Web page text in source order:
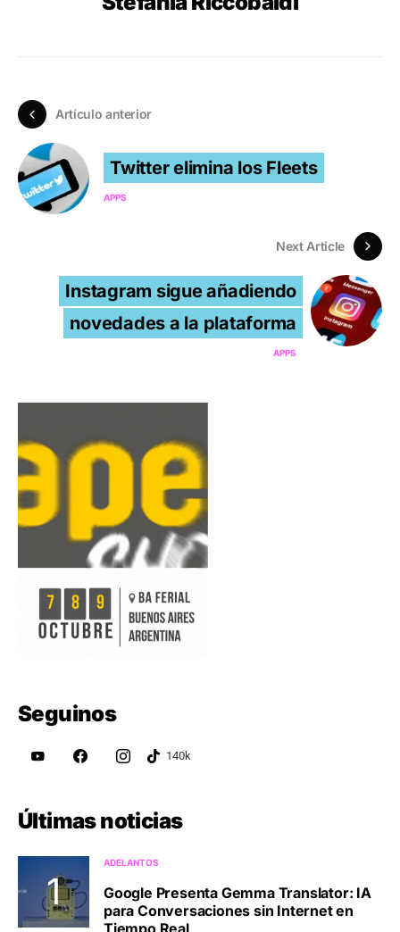
Artículo anterior
Twitter elimina los Fleets
APPS
Next Article
Instagram sigue añadiendo
novedades a la plataforma
APPS
Seguinos
Últimas noticias
ADELANTOS
Google Presenta Gemma Translator: IA
para Conversaciones sin Internet en
Tiempo Real